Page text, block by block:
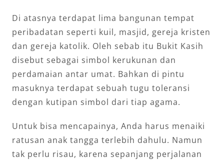
Di atasnya terdapat lima bangunan tempat
peribadatan seperti kuil, masjid, gereja kristen
dan gereja katolik. Oleh sebab itu Bukit Kasih
disebut sebagai simbol kerukunan dan
perdamaian antar umat. Bahkan di pintu
masuknya terdapat sebuah tugu toleransi
dengan kutipan simbol dari tiap agama.
Untuk bisa mencapainya, Anda harus menaiki
ratusan anak tangga terlebih dahulu. Namun
tak perlu risau, karena sepanjang perjalanan